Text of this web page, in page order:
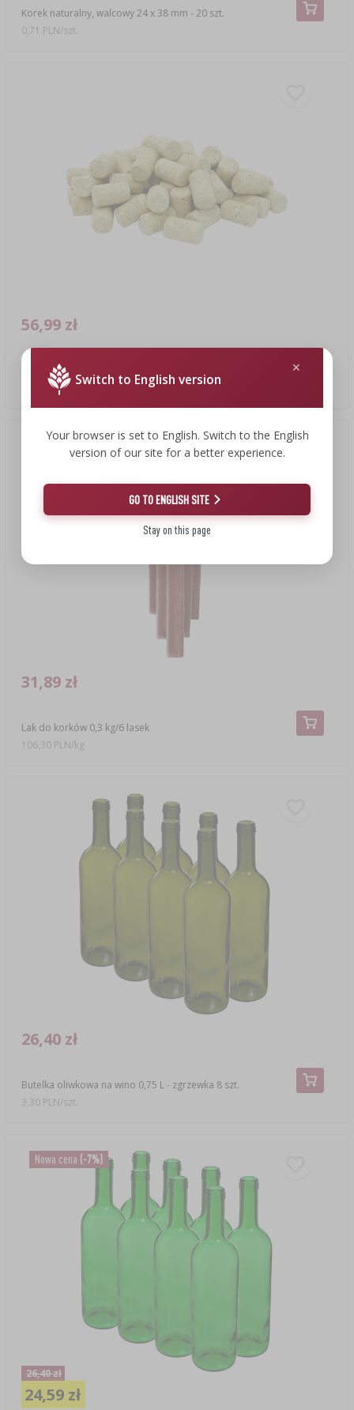
Korek naturalny, walcowy 24 x 38 mm - 20 szt.
0,71 PLN/szt.
Korek aglomerowany, walcowy d.24x38 mm (100 szt.)
56,99 zł
0,57 PLN/szt.
Lak do korków 0,3 kg/6 lasek
31,89 zł
106,30 PLN/kg
Butelka oliwkowa na wino 0,75 L - zgrzewka 8 szt.
26,40 zł
3,30 PLN/szt.
Nowa cena (-7%)
26,40 zł
24,59 zł
Switch to English version
Your browser is set to English. Switch to the English
version of our site for a better experience.
GO TO ENGLISH SITE
Stay on this page